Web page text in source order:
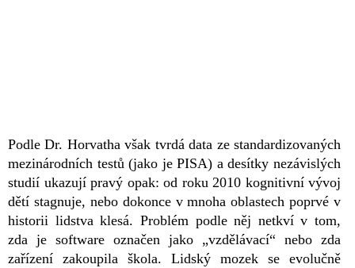
Podle Dr. Horvatha však tvrdá data ze standardizovaných
mezinárodních testů (jako je PISA) a desítky nezávislých
studií ukazují pravý opak: od roku 2010 kognitivní vývoj
dětí stagnuje, nebo dokonce v mnoha oblastech poprvé v
historii lidstva klesá. Problém podle něj netkví v tom,
zda je software označen jako „vzdělávací“ nebo zda
zařízení zakoupila škola. Lidský mozek se evolučně